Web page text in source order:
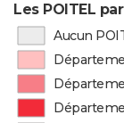
Les POITEL
Aucun